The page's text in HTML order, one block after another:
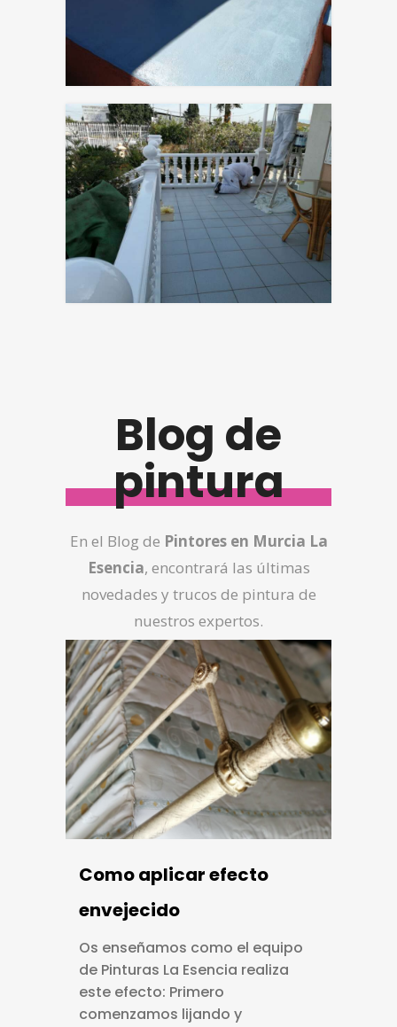
Blog de
pintura
En el Blog de Pintores en Murcia La
Esencia, encontrará las últimas
novedades y trucos de pintura de
nuestros expertos.
Como aplicar efecto
envejecido
Os enseñamos como el equipo
de Pinturas La Esencia realiza
este efecto: Primero
comenzamos lijando y